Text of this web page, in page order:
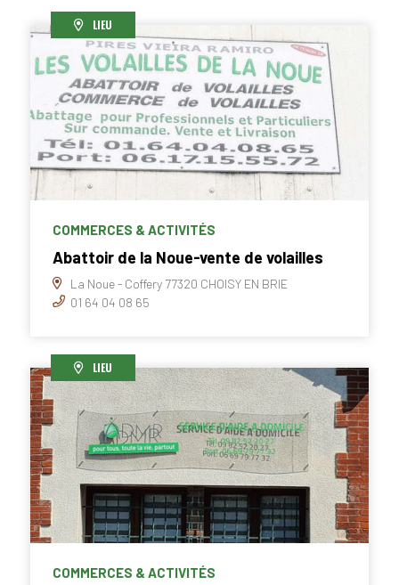
LIEU
COMMERCES & ACTIVITÉS
Abattoir de la Noue-vente de volailles
La Noue - Coffery 77320 CHOISY EN BRIE
01 64 04 08 65
LIEU
COMMERCES & ACTIVITÉS